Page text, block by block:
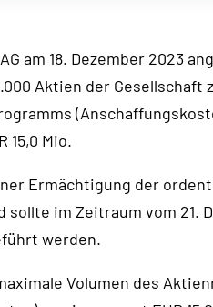
am 18. Dezember 2023
Aktien der Gesellschaft
15,0 Mio.
Ermächtigung der
im Zeitraum vom 21.
werden.
Volumen des